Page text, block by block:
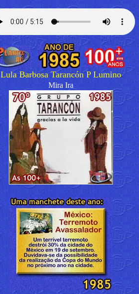
Lula Barbosa Tarancón P Lumino
Mira Ira